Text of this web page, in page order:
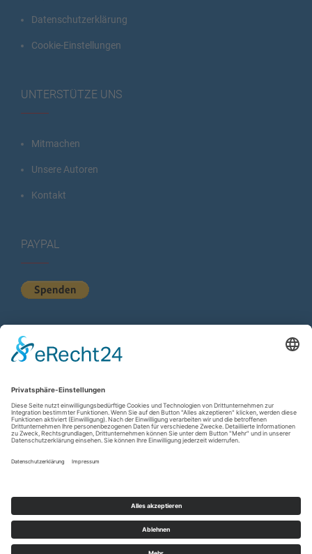
Datenschutzerklärung
Cookie-Einstellungen
UNTERSTÜTZE UNS
Mitmachen
Unsere Autoren
Kontakt
PAYPAL
KURZSTATISTIK
Total Views:615.615
Besucher gesamt:225.583
Gesamt Beiträge:
Copyright © 2026wir-hn.de – wirland.eu. All rights reserved.